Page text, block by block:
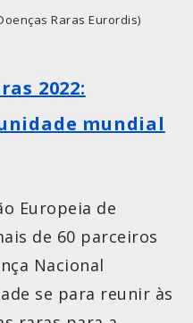
Raras Eurordis)
2022:
mundial
Europeia de
de 60 parceiros
Nacional
se para reunir às